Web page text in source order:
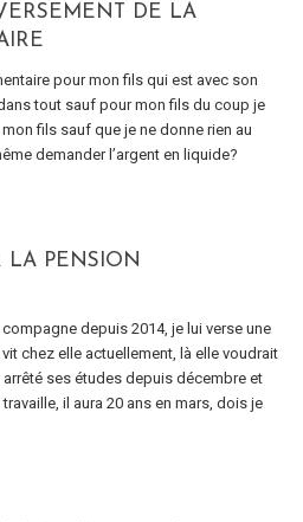
DE LA
pour mon fils qui est avec son
tout sauf pour mon fils du coup je
fils sauf que je ne donne rien au
demander l’argent en liquide?
LA PENSION
depuis 2014, je lui verse une
chez elle actuellement, là elle voudrait
ses études depuis décembre et
il aura 20 ans en mars, dois je